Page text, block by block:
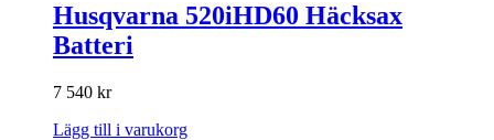
Husqvarna 520iHD60 Häcksax
Batteri
7 540 kr
Lägg till i varukorg